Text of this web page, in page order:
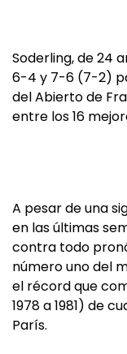
Soderling, de 24
6-4 y 7-6 (7-2)
del Abierto de
entre los 16
A pesar de una
en las últimas
contra todo
número uno del
el récord que
1978 a 1981) de
París.